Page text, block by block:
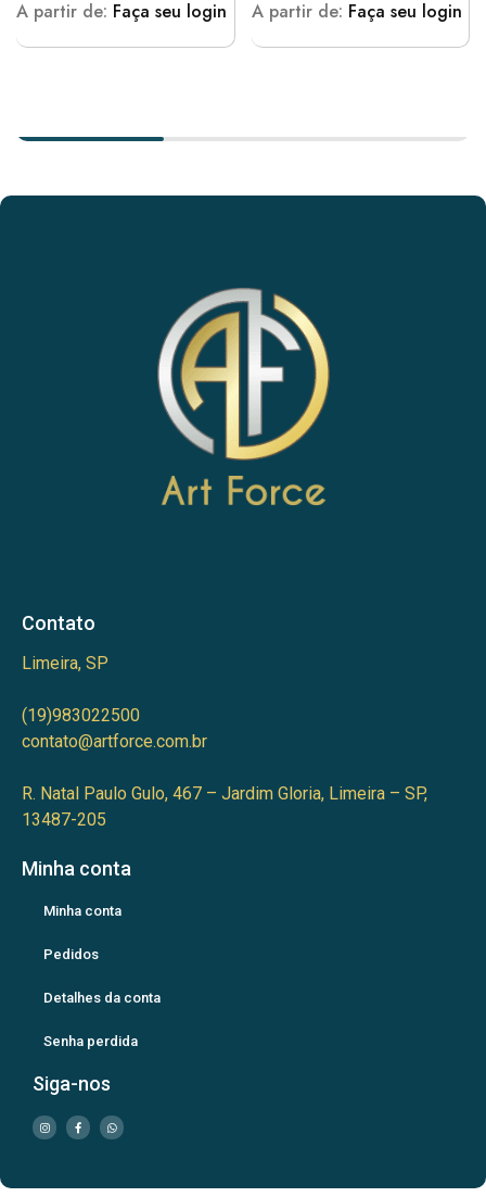
A partir de: Faça seu login
A partir de: Faça seu login
Contato
Limeira, SP
(19)983022500
contato@artforce.com.br
R. Natal Paulo Gulo, 467 – Jardim Gloria, Limeira – SP,
13487-205
Minha conta
Minha conta
Pedidos
Detalhes da conta
Senha perdida
Siga-nos